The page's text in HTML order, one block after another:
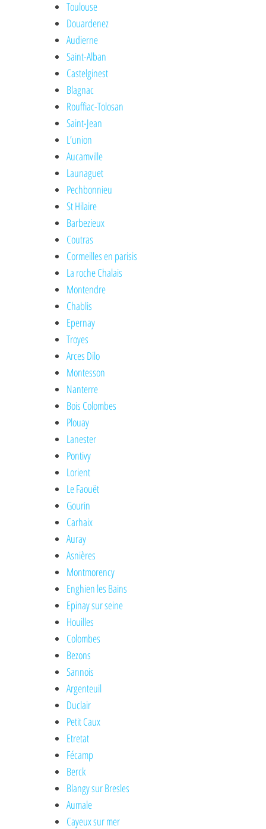
Toulouse
Douardenez
Audierne
Saint-Alban
Castelginest
Blagnac
Rouffiac-Tolosan
Saint-Jean
L’union
Aucamville
Launaguet
Pechbonnieu
St Hilaire
Barbezieux
Coutras
Cormeilles en parisis
La roche Chalais
Montendre
Chablis
Epernay
Troyes
Arces Dilo
Montesson
Nanterre
Bois Colombes
Plouay
Lanester
Pontivy
Lorient
Le Faouët
Gourin
Carhaix
Auray
Asnières
Montmorency
Enghien les Bains
Epinay sur seine
Houilles
Colombes
Bezons
Sannois
Argenteuil
Duclair
Petit Caux
Etretat
Fécamp
Berck
Blangy sur Bresles
Aumale
Cayeux sur mer